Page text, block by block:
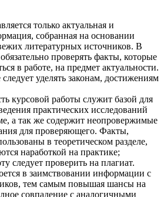
только актуальная и
собранная на основании
литературных источников. В
проверять факты, которые
в работе, на предмет актуальности.
уделять законам, достижениям
курсовой работы служит базой для
практических исследований
а так же содержит неопровержимые
для проверяющего. Факты,
в теоретическом разделе,
наработкой на практике;
следует проверить на плагиат.
в заимствовании информации с
тем самым повышая шансы на
совпадение с аналогичными